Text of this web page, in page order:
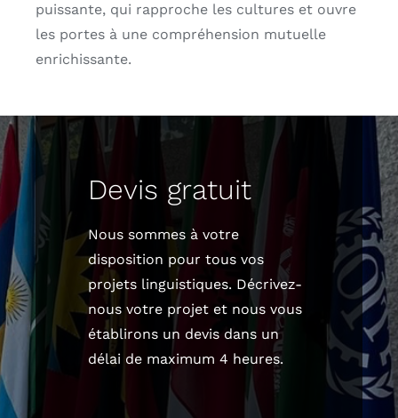
puissante, qui rapproche les cultures et ouvre
les portes à une compréhension mutuelle
enrichissante.
Devis gratuit
Nous sommes à votre
disposition pour tous vos
projets linguistiques. Décrivez-
nous votre projet et nous vous
établirons un devis dans un
délai de maximum 4 heures.